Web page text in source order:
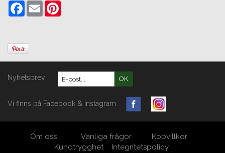
Facebook
Email
Nyhetsbrev OK
Vi finns på Facebook & Instagram
Om oss Vanliga frågor
Köpvillkor
Kundtrygghet
Integritetspolicy